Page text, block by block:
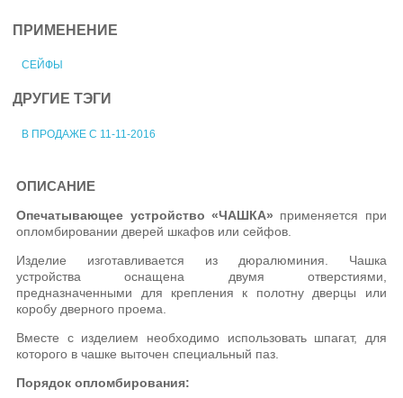
ПРИМЕНЕНИЕ
СЕЙФЫ
ДРУГИЕ ТЭГИ
В ПРОДАЖЕ С 11-11-2016
ОПИСАНИЕ
Опечатывающее устройство «ЧАШКА» применяется при
опломбировании дверей шкафов или сейфов.
Изделие изготавливается из дюралюминия. Чашка
устройства оснащена двумя отверстиями,
предназначенными для крепления к полотну дверцы или
коробу дверного проема.
Вместе с изделием необходимо использовать шпагат, для
которого в чашке выточен специальный паз.
Порядок опломбирования: